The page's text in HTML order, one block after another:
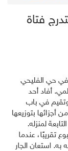
فتاة
حي الفليحي
أفاد أحد
وتقيم في باب
أجزائها بتوزيعها
لمنزله.
تقريبًا، عندما
به. استعان الجار